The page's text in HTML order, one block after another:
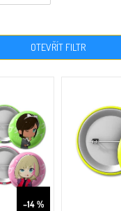
OTEVŘÍT FILTR
–14 %